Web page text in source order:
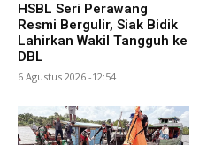
HSBL Seri Perawang
Resmi Bergulir, Siak Bidik
Lahirkan Wakil Tangguh ke
DBL
6 Agustus 2026 -12:54